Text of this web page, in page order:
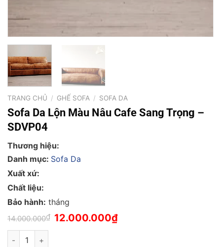
TRANG CHỦ / GHẾ SOFA / SOFA DA
Sofa Da Lộn Màu Nâu Cafe Sang Trọng –
SDVP04
Thương hiệu:
Danh mục: Sofa Da
Xuất xứ:
Chất liệu:
Bảo hành: tháng
14.000.000₫ Giá
gốc
12.000.000₫Giá
hiện
Sofa Da Lộn Màu Nâu Cafe Sang Trọng - SDVP04 số lượng